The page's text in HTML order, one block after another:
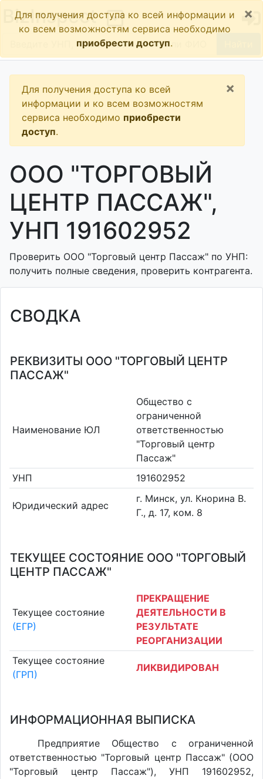
BizInspect
Для получения доступа ко всей информации и
ко всем возможностям сервиса необходимо
приобрести доступ.
×
Для получения доступа ко всей
информации и ко всем возможностям
сервиса необходимо приобрести
доступ.
×
ООО "ТОРГОВЫЙ
ЦЕНТР ПАССАЖ",
УНП 191602952
Проверить ООО "Торговый центр Пассаж" по УНП:
получить полные сведения, проверить контрагента.
СВОДКА
РЕКВИЗИТЫ ООО "ТОРГОВЫЙ ЦЕНТР
ПАССАЖ"
Наименование ЮЛ
Общество с
ограниченной
ответственностью
"Торговый центр
Пассаж"
УНП
191602952
Юридический адрес
г. Минск, ул. Кнорина В.
Г., д. 17, ком. 8
ТЕКУЩЕЕ СОСТОЯНИЕ ООО "ТОРГОВЫЙ
ЦЕНТР ПАССАЖ"
Текущее состояние
(ЕГР)
ПРЕКРАЩЕНИЕ
ДЕЯТЕЛЬНОСТИ В
РЕЗУЛЬТАТЕ
РЕОРГАНИЗАЦИИ
Текущее состояние
(ГРП)
ЛИКВИДИРОВАН
ИНФОРМАЦИОННАЯ ВЫПИСКА
Предприятие Общество с ограниченной
ответственностью "Торговый центр Пассаж" (ООО
"Торговый центр Пассаж"), УНП 191602952,